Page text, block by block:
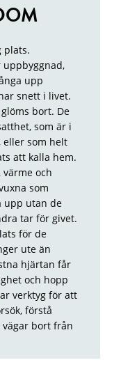
plats.
upp
snett i livet.
bort. De
som är i
eller som helt
att kalla hem.
värme och
som
upp utan de
tar för givet.
för de
ute än
hjärtan får
och hopp
verktyg för att
förstå
vägar bort från